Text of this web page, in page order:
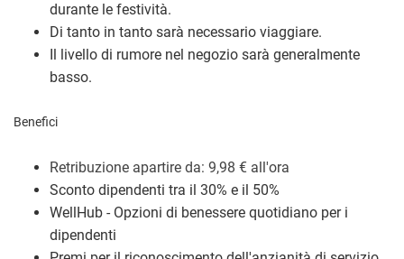
durante le festività.
Di tanto in tanto sarà necessario viaggiare.
Il livello di rumore nel negozio sarà generalmente
basso.
Benefici
Retribuzione apartire da: 9,98 € all'ora
Sconto dipendenti tra il 30% e il 50%
WellHub - Opzioni di benessere quotidiano per i
dipendenti